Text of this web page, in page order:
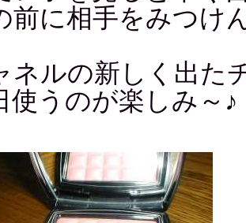
前に相手をみつけ
ネルの新しく出た
使うのが楽しみ～♪